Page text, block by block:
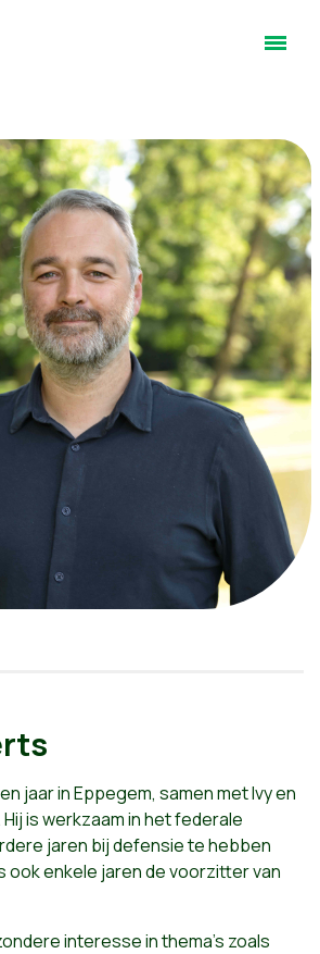
jaar in Eppegem, samen met Ivy en
is werkzaam in het federale
jaren bij defensie te hebben
ook enkele jaren de voorzitter van
interesse in thema’s zoals